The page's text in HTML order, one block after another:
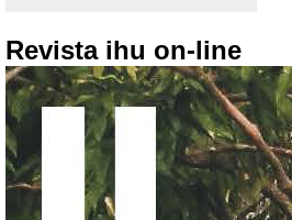
Revista ihu on-line